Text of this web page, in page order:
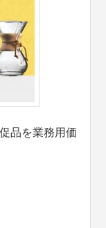
品を業務用価